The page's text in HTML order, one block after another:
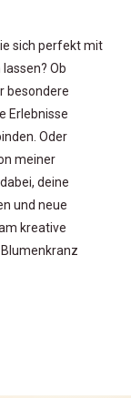
sich perfekt mit
Ob
besondere
Erlebnisse
Oder
meiner
deine
und neue
kreative